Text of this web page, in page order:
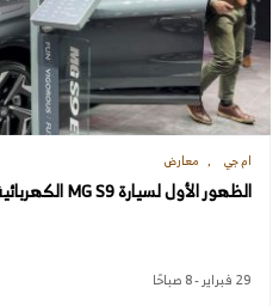
ام جي معارض
الظهور الأول لسيارة MG S9 الكهربائية في معرض جنيف 2024
29 فبراير - 8 صباحًا